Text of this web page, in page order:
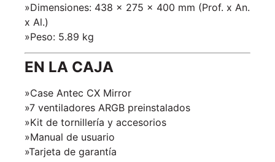
»Dimensiones: 438 x 275 x 400 mm (Prof. x An.
x Al.)
»Peso: 5.89 kg
EN LA CAJA
»Case Antec CX Mirror
»7 ventiladores ARGB preinstalados
»Kit de tornillería y accesorios
»Manual de usuario
»Tarjeta de garantía